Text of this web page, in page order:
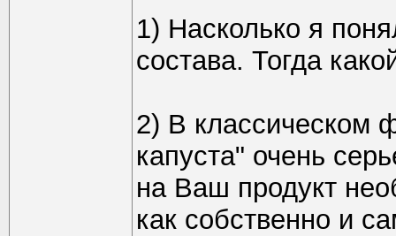
1) Насколько я
состава. Тогда
2) В классическом
капуста" очень
на Ваш продукт
как собственно и